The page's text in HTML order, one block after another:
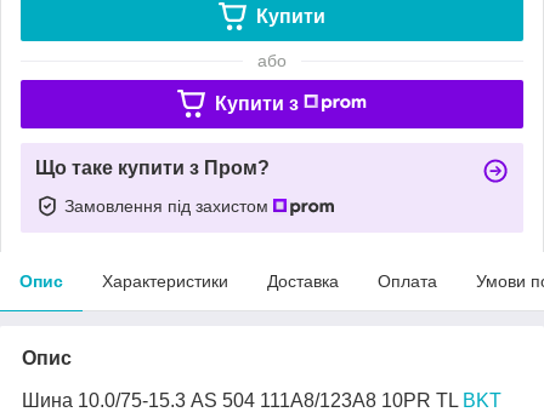
Купити
або
Купити з
Що таке купити з Пром?
Замовлення під захистом
Опис Характеристики Доставка Оплата Умови
Опис
Шина 10.0/75-15.3 AS 504 111A8/123A8 10PR TL BKT